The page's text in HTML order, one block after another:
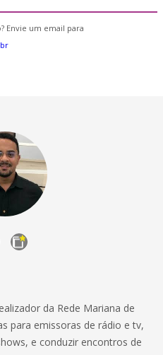
Envie um email para
da Rede Mariana de
para emissoras de rádio e tv,
e conduzir encontros de